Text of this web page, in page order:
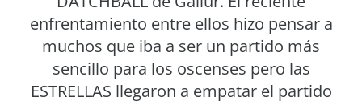
enfrentamiento entre ellos hizo pensar a
muchos que iba a ser un partido más
sencillo para los oscenses pero las
ESTRELLAS llegaron a empatar el partido